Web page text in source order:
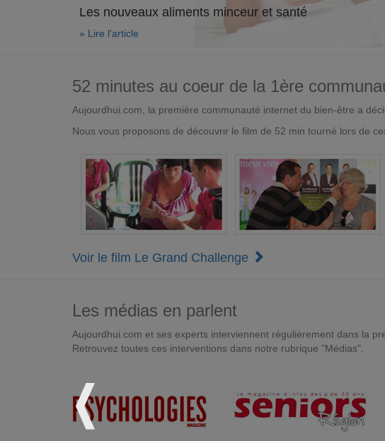
Les nouveaux aliments minceur et santé
» Lire l'article
52 minutes au coeur de la 1ère
Aujourdhui.com, la première communauté internet du bien-être a
Nous vous proposons de découvrir le film de 52 min tourné lors de
Voir le film Le Grand Challenge
Les médias en parlent
Aujourdhui.com et ses experts interviennent régulièrement dans la
Retrouvez toutes ces interventions dans notre rubrique "Médias".